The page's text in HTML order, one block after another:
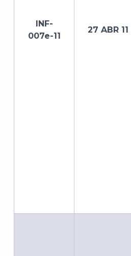
INF-
007e-11
27 ABR 11